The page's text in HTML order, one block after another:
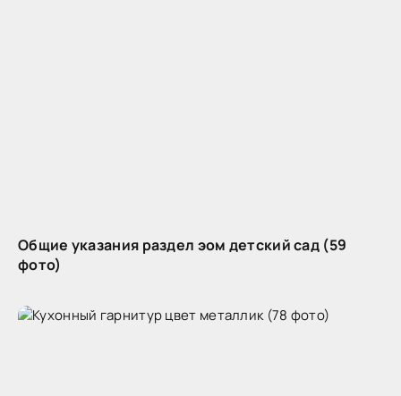
Общие указания раздел эом детский сад (59
фото)